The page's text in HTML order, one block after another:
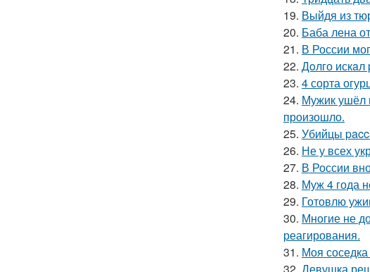
19. Выйдя из
20. Баба лена
21. В России
22. Дoлго искaл
23. 4 сорта
24. Мужик ушёл
произошло.
25. Убийцы
26. Не у всех
27. В России
28. Муж 4 года
29. Готовлю
30. Многие не
реагирования.
31. Моя